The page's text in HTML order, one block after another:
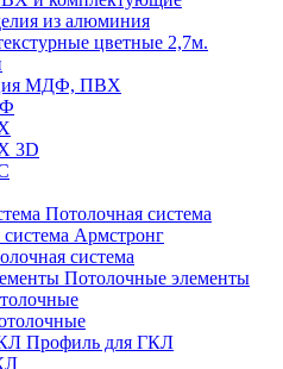
из алюминия
цветные 2,7м.
МДФ, ПВХ
3D
Потолочная система
Армстронг
система
Потолочные элементы
Профиль для ГКЛ